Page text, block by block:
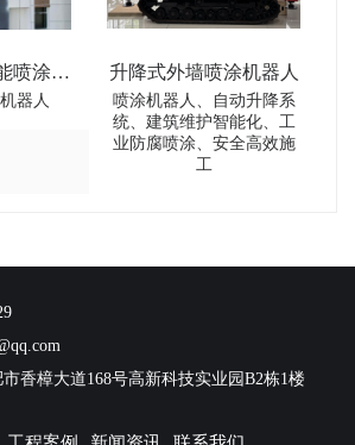
喷涂机
器人
升降式外墙喷涂机器人
喷涂机器人、自动升降系
统、建筑维护智能化、工
业防腐喷涂、安全高效施
工
香樟大道168号高新科技实业园B2栋1楼